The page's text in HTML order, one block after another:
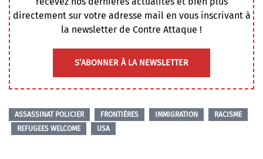
directement sur votre adresse mail en vous inscrivant à
la newsletter de Contre Attaque !
S’ABONNER À LA NEWSLETTER
ASSASSINAT POLICIER FRONTIÈRES IMMIGRATION
RACISME
REFUGEES WELCOME
USA